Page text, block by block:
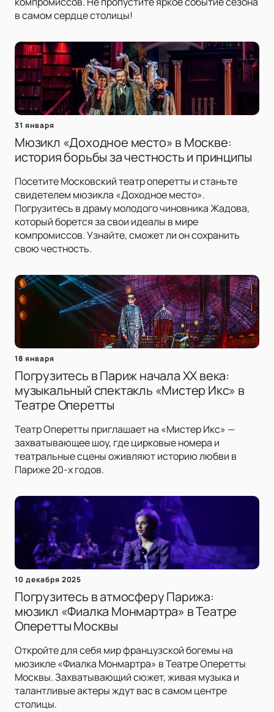
в самом сердце столицы!
31 января
Мюзикл «Доходное место» в Москве:
история борьбы за честность и принципы
Посетите Московский театр оперетты и станьте
свидетелем мюзикла «Доходное место».
Погрузитесь в драму молодого чиновника Жадова,
который борется за свои идеалы в мире
компромиссов. Узнайте, сможет ли он сохранить
свою честность.
18 января
Погрузитесь в Париж начала XX века:
музыкальный спектакль «Мистер Икс» в
Театре Оперетты
Театр Оперетты приглашает на «Мистер Икс» —
захватывающее шоу, где цирковые номера и
театральные сцены оживляют историю любви в
Париже 20-х годов.
10 декабря 2025
Погрузитесь в атмосферу Парижа:
мюзикл «Фиалка Монмартра» в Театре
Оперетты Москвы
Откройте для себя мир французской богемы на
мюзикле «Фиалка Монмартра» в Театре Оперетты
Москвы. Захватывающий сюжет, живая музыка и
талантливые актеры ждут вас в самом центре
столицы.